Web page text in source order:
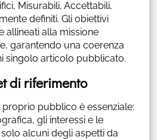
Misurabili, Accettabili,
definiti. Gli obiettivi
allineati alla missione
garantendo una coerenza
singolo articolo pubblicato.
di riferimento
pubblico è essenziale:
gli interessi e le
alcuni degli aspetti da